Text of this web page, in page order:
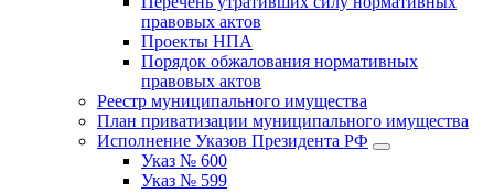
правовых актов
Проекты НПА
Порядок обжалования нормативных
правовых актов
Реестр муниципального имущества
План приватизации муниципального имущества
Исполнение Указов Президента РФ
Указ № 600
Указ № 599